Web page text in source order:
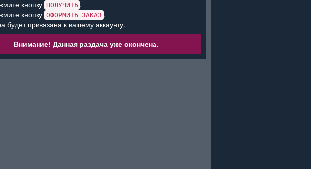
кнопку ПОЛУЧИТЬ .
кнопку ОФОРМИТЬ ЗАКАЗ .
будет привязана к вашему аккаунту.
Внимание! Данная раздача уже окончена.